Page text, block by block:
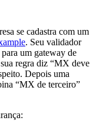
se cadastra com um
. Seu validador
um gateway de
regra diz “MX deve
Depois uma
“MX de terceiro”